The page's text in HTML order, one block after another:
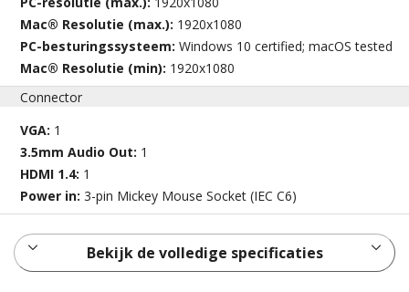
Mac® Resolutie (max.): 1920x1080
PC-besturingssysteem:Windows 10 certified; macOS tested
Mac® Resolutie (min): 1920x1080
Connector
VGA: 1
3.5mm Audio Out: 1
HDMI 1.4: 1
Power in:3-pin Mickey Mouse Socket (IEC C6)
Bekijk de volledige specificaties